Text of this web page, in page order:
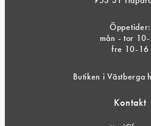
Öppetider:
mån - tor
fre 10-16
Butiken i Västberga
Kontakt